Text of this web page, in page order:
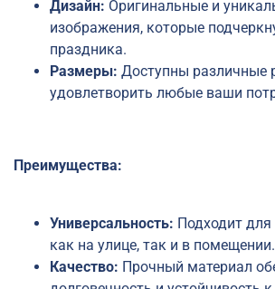
Дизайн: Оригинальные и
изображения, которые
праздника.
Размеры: Доступны различные
удовлетворить любые ваши
Преимущества:
Универсальность: Подходит
как на улице, так и в помещении.
Качество: Прочный материал